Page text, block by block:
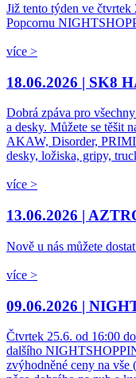
Již tento týden ve čtvrtek
Popcornu
více >
18.06.2026 | SK8
Dobrá zpáva pro
a desky. Můžete se těšit
AKAW, Disorder,
desky, ložiska, gripy,
více >
13.06.2026 |
Nově u nás můžete
více >
09.06.2026 |
Čtvrtek 25.6. od 16:00
dalšího
zvýhodněné ceny na